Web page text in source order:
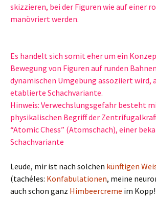
skizzieren, bei der Figuren wie auf einer
manövriert werden.
Es handelt sich somit eher um ein
Bewegung von Figuren auf runden
dynamischen Umgebung assoziiert wird,
etablierte Schachvariante.
Hinweis: Verwechslungsgefahr besteht
physikalischen Begriff der
“Atomic Chess” (Atomschach), einer
Schachvariante
Leude, mir ist nach solchen künftigen
(tachéles: Konfabulationen, meine
auch schon ganz Himbeercreme im Kopp!